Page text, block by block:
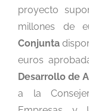
proyecto
millones de
Conjunta
euros
Desarrollo de
a la